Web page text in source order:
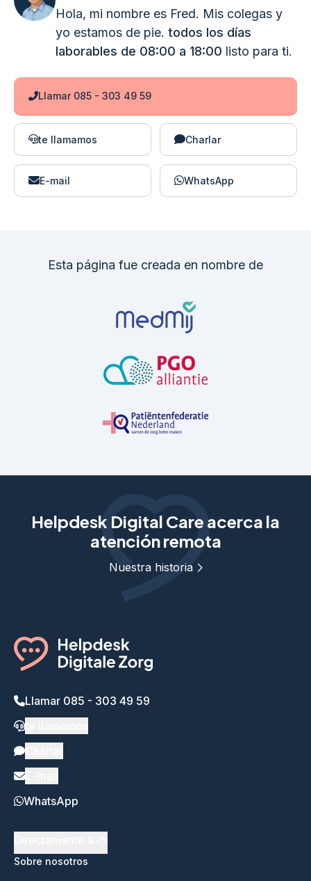
Hola, mi nombre es Fred. Mis colegas y
yo estamos de pie. todos los días
laborables de 08:00 a 18:00 listo para ti.
Llamar 085 - 303 49 59
te llamamos Charlar
E-mail WhatsApp
Esta página fue creada en nombre de
Helpdesk Digital Care acerca la
atención remota
Nuestra historia
Llamar 085 - 303 49 59
WhatsApp
Sobre nosotros